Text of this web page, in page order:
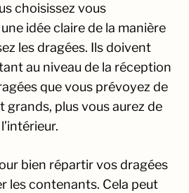
choisissez vous
idée claire de la manière
les dragées. Ils doivent
au niveau de la réception
que vous prévoyez de
grands, plus vous aurez de
bien répartir vos dragées
les contenants. Cela peut